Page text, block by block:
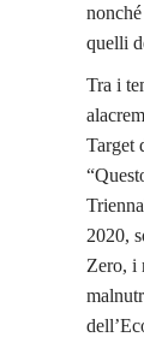
quelli
Tra i
Target
2020,
Zero, i